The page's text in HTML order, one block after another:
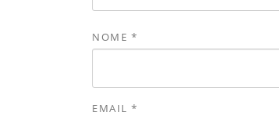
NOME *
EMAIL *